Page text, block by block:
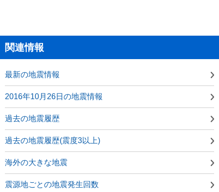
関連情報
最新の地震情報
2016年10月26日の地震情報
過去の地震履歴
過去の地震履歴(震度3以上)
海外の大きな地震
震源地ごとの地震発生回数